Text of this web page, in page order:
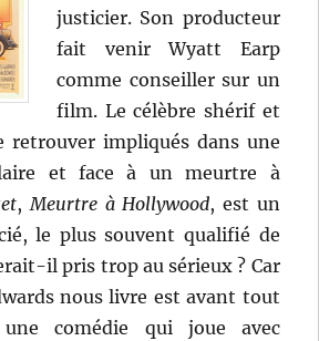
justicier. Son producteur
fait venir Wyatt Earp
comme conseiller sur un
film. Le célèbre shérif et
retrouver impliqués dans une
et face à un meurtre à
,Meurtre à Hollywood, est un
le plus souvent qualifié de
il pris trop au sérieux ? Car
nous livre est avant tout
comédie qui joue avec